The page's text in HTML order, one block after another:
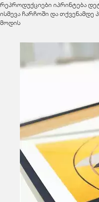
რეპროდუქციები იპრინტება
ისმევა ჩარჩოში და
მოდის